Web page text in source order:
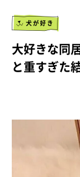
犬が好き
大好きな同
と重すぎた